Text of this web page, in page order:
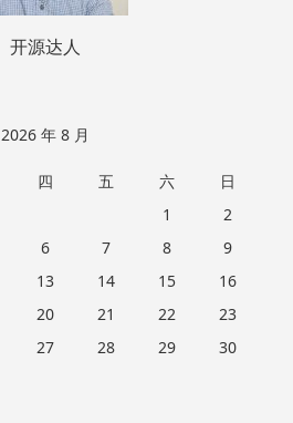
开源达人
2026 年 8 月
四 五 六
日
1
2
6 7 8
9
13 14 15
16
20 21 22
23
27 28 29
30